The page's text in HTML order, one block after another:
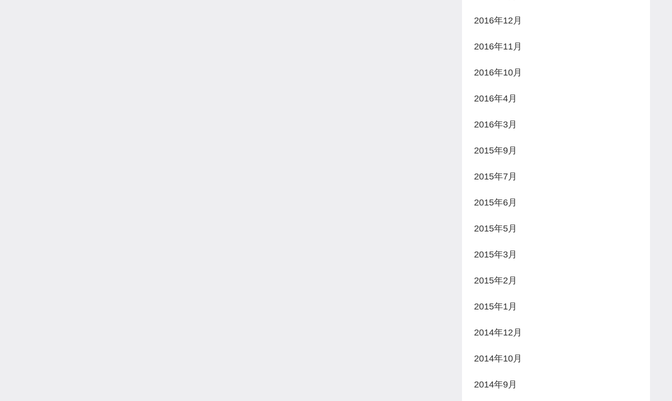
2016年12月
2016年11月
2016年10月
2016年4月
2016年3月
2015年9月
2015年7月
2015年6月
2015年5月
2015年3月
2015年2月
2015年1月
2014年12月
2014年10月
2014年9月